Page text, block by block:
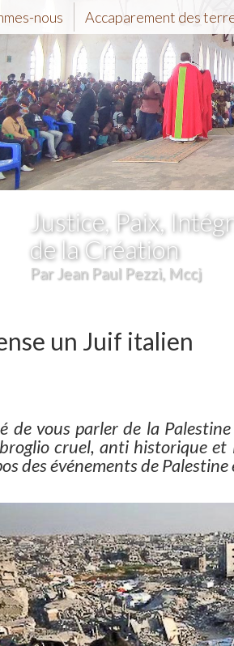
nous Accaparement des
Justice, Paix,
de la Création
Par Jean Paul Pezzi, Mccj
un Juif italien
de vous parler de la
cruel, anti historique
des événements de Palestine